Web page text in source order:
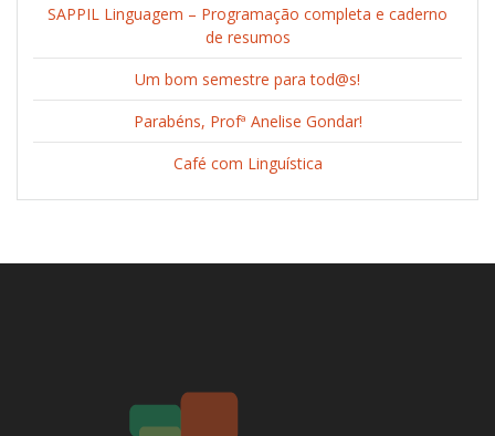
SAPPIL Linguagem – Programação completa e caderno
de resumos
Um bom semestre para tod@s!
Parabéns, Profª Anelise Gondar!
Café com Linguística